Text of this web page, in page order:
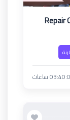
Repair
ساعات